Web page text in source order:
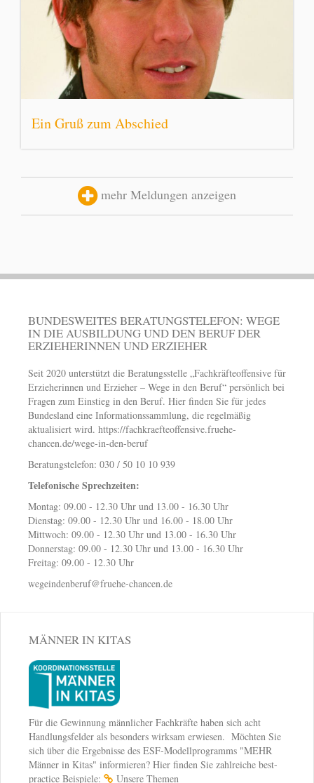
Ein Gruß zum Abschied
mehr Meldungen anzeigen
BUNDESWEITES BERATUNGSTELEFON: WEGE
IN DIE AUSBILDUNG UND DEN BERUF DER
ERZIEHERINNEN UND ERZIEHER
Seit 2020 unterstützt die Beratungsstelle „Fachkräfteoffensive für
Erzieherinnen und Erzieher – Wege in den Beruf“ persönlich bei
Fragen zum Einstieg in den Beruf. Hier finden Sie für jedes
Bundesland eine Informationssammlung, die regelmäßig
aktualisiert wird. https://fachkraefteoffensive.fruehe-
chancen.de/wege-in-den-beruf
Beratungstelefon: 030 / 50 10 10 939
Telefonische Sprechzeiten:
Montag: 09.00 - 12.30 Uhr und 13.00 - 16.30 Uhr
Dienstag: 09.00 - 12.30 Uhr und 16.00 - 18.00 Uhr
Mittwoch: 09.00 - 12.30 Uhr und 13.00 - 16.30 Uhr
Donnerstag: 09.00 - 12.30 Uhr und 13.00 - 16.30 Uhr
Freitag: 09.00 - 12.30 Uhr
wegeindenberuf@fruehe-chancen.de
MÄNNER IN KITAS
Für die Gewinnung männlicher Fachkräfte haben sich acht
Handlungsfelder als besonders wirksam erwiesen. Möchten Sie
sich über die Ergebnisse des ESF-Modellprogramms "MEHR
Männer in Kitas" informieren? Hier finden Sie zahlreiche best-
practice Beispiele:
Unsere Themen